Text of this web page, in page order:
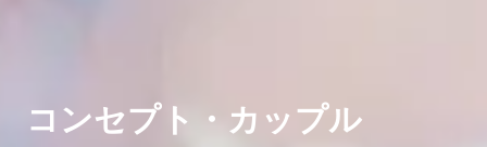
コンセプト・カップル